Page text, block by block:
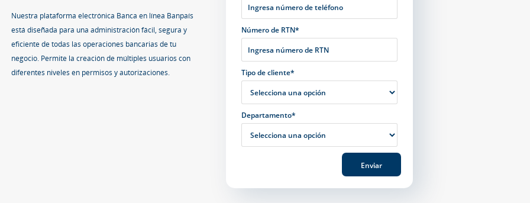
Nuestra plataforma electrónica Banca en línea Banpaís
está diseñada para una administración fácil, segura y
eficiente de todas las operaciones bancarias de tu
negocio. Permite la creación de múltiples usuarios con
diferentes niveles en permisos y autorizaciones.
Número de RTN*
Tipo de cliente*
Departamento*